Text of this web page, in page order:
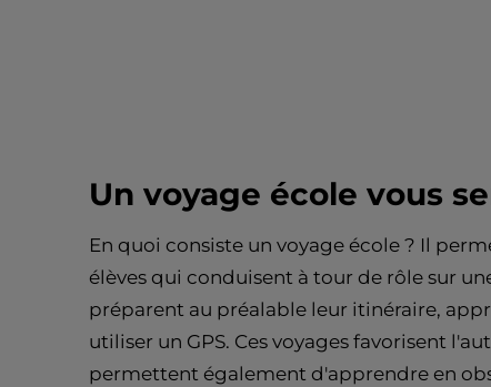
Un voyage école vous
En quoi consiste un voyage école ? Il
élèves qui conduisent à tour de rôle sur
préparent au préalable leur itinéraire,
utiliser un GPS. Ces voyages favorisent
permettent également d'apprendre en